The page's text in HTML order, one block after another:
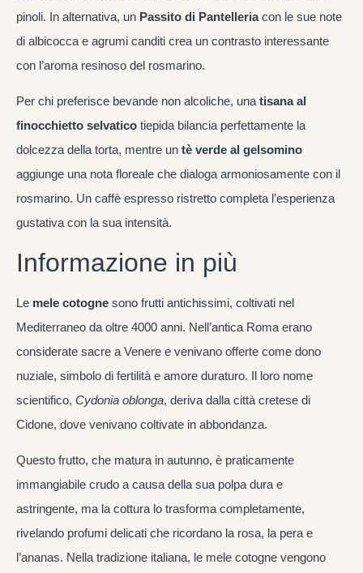
pinoli. In alternativa, un Passito di Pantelleriacon le sue note
di albicocca e agrumi canditi crea un contrasto interessante
con l’aroma resinoso del rosmarino.
Per chi preferisce bevande non alcoliche, una tisana al
finocchietto selvatico tiepida bilancia perfettamente la
dolcezza della torta, mentre un tè verde al gelsomino
aggiunge una nota floreale che dialoga armoniosamente con il
rosmarino. Un caffè espresso ristretto completa l’esperienza
gustativa con la sua intensità.
Informazione in più
Le mele cotogne sono frutti antichissimi, coltivati nel
Mediterraneo da oltre 4000 anni. Nell’antica Roma erano
considerate sacre a Venere e venivano offerte come dono
nuziale, simbolo di fertilità e amore duraturo. Il loro nome
scientifico, Cydonia oblonga, deriva dalla città cretese di
Cidone, dove venivano coltivate in abbondanza.
Questo frutto, che matura in autunno, è praticamente
immangiabile crudo a causa della sua polpa dura e
astringente, ma la cottura lo trasforma completamente,
rivelando profumi delicati che ricordano la rosa, la pera e
l’ananas. Nella tradizione italiana, le mele cotogne vengono